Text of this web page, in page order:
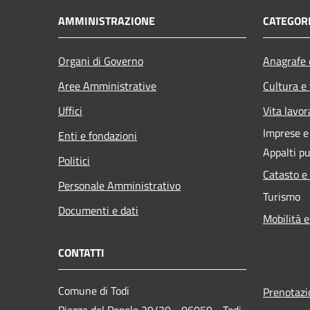
AMMINISTRAZIONE
Organi di Governo
Aree Amministrative
Uffici
Enti e fondazioni
Politici
Personale Amministrativo
Documenti e dati
Cultura
Vita
Imprese
Appalti
Catasto
Turismo
Mobilità
CONTATTI
Comune di Todi